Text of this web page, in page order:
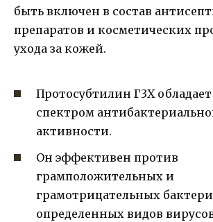
быть включен в состав
препаратов и косметических
ухода за кожей.
Протосубтилин Г3Х
спектром
активности.
Он эффективен против
грамположительных и
грамотрицательных
определенных видов